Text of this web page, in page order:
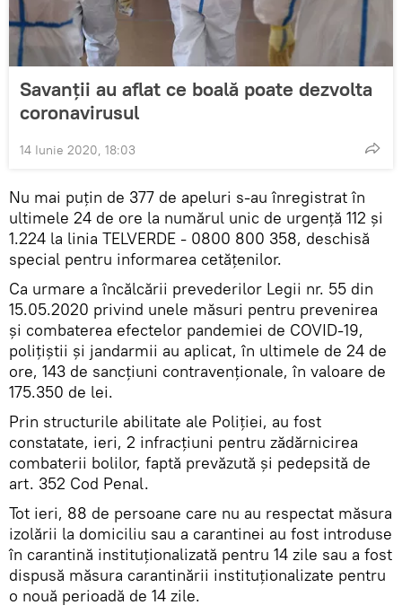
Savanții au aflat ce boală poate dezvolta
coronavirusul
14 Iunie 2020, 18:03
Nu mai puțin de 377 de apeluri s-au înregistrat în
ultimele 24 de ore la numărul unic de urgență 112 și
1.224 la linia TELVERDE - 0800 800 358, deschisă
special pentru informarea cetățenilor.
Ca urmare a încălcării prevederilor Legii nr. 55 din
15.05.2020 privind unele măsuri pentru prevenirea
și combaterea efectelor pandemiei de COVID-19,
polițiștii și jandarmii au aplicat, în ultimele de 24 de
ore, 143 de sancţiuni contravenţionale, în valoare de
175.350 de lei.
Prin structurile abilitate ale Poliției, au fost
constatate, ieri, 2 infracțiuni pentru zădărnicirea
combaterii bolilor, faptă prevăzută și pedepsită de
art. 352 Cod Penal.
Tot ieri, 88 de persoane care nu au respectat măsura
izolării la domiciliu sau a carantinei au fost introduse
în carantină instituționalizată pentru 14 zile sau a fost
dispusă măsura carantinării instituționalizate pentru
o nouă perioadă de 14 zile.